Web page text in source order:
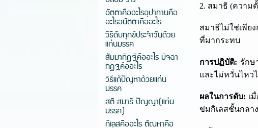
อัตตาคืออะไรอุปาทานคือ
อะไรอนัตตาคืออะไร
วิธีดับทุกข์ประจำวันด้วย
แก่นมรรค
สัมมาทิฏฐิคืออะไร มิจฉา
ทิฏฐิคืออะไร
วิธีแก้ปัญหาด้วยแก่น
มรรค
สติ สมาธิ ปัญญา(แก่น
มรรค)
กิเลสคืออะไร ตัณหาคือ
2. สมาธิ (ความ
สมาธิไม่ใช่เพีย
ที่มากระทบ
การปฏิบัติ: รักษ
และไม่หวั่นไหว
ผลในการดับ: เ
ข่มกิเลสชั้นกลา